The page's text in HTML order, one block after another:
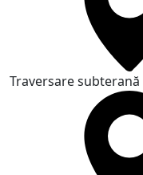
Traversare subterană